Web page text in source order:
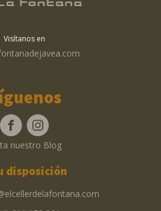
Visítanos en
nuestro Blog
disposición